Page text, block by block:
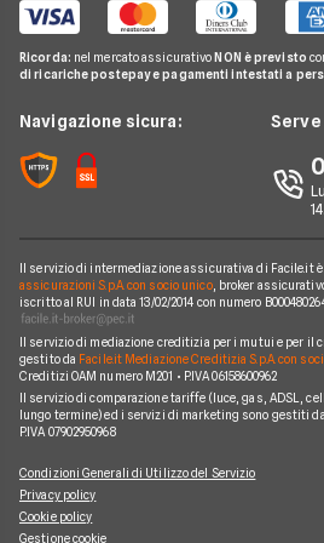
Pay TV
Noleggio Lungo Termine
News
Chi siamo
Perché scegliere Facile.it
Mappa del sito
Internet senza linea fissa
Offerte Internet Illimitato
Linkem
Tiscali
Wind Tre
Aruba
Eolo
Operatori Internet Casa
Internet Speed Test
Argomenti in evidenza internet casa
Notizie internet casa
Domande frequenti internet casa
Ricorda: nel mercato assicurativoNON è previsto
di ricariche postepay e pagamenti intestati a
Navigazione sicura: Serve
Il servizio di intermediazione assicurativa di Facile.it
assicurazioni S.p.A. con socio unico, broker
iscritto al RUI in data 13/02/2014 con numero B000480264
Il servizio di mediazione creditizia per i mutui e per il
gestito da Facile.it Mediazione Creditizia S.p.A. con
Creditizi OAM numero M201 • P.IVA 06158600962
Il servizio di comparazione tariffe (luce, gas, ADSL,
lungo termine) ed i servizi di marketing sono gestiti da
P.IVA 07902950968
Condizioni Generali di Utilizzo del Servizio
Privacy policy
Cookie policy
Gestione cookie